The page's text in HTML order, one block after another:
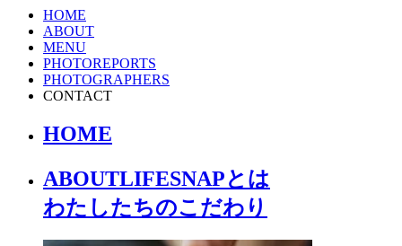
HOME
ABOUT
MENU
PHOTOREPORTS
PHOTOGRAPHERS
CONTACT
HOME
ABOUTLIFESNAPとは
わたしたちのこだわり